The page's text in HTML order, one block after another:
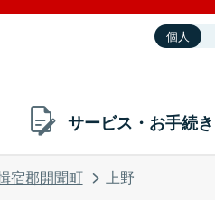
個人
サービス・お手続き
宿郡開聞町 上野